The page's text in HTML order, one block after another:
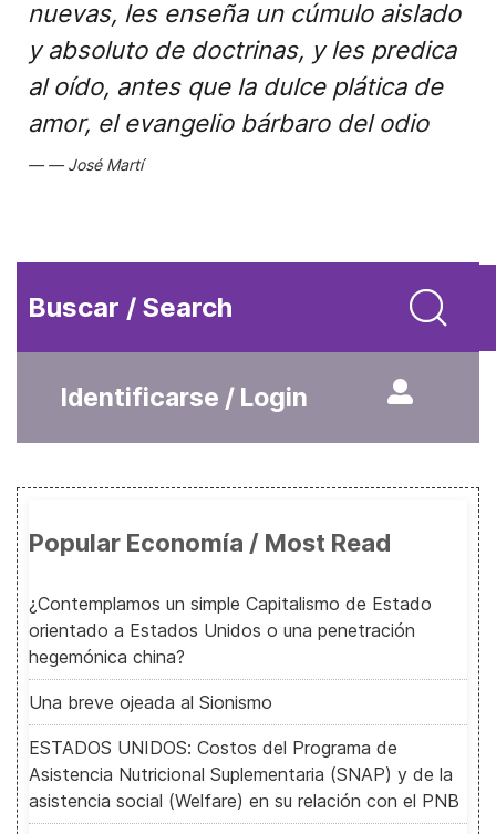
nuevas, les enseña un cúmulo aislado
y absoluto de doctrinas, y les predica
al oído, antes que la dulce plática de
amor, el evangelio bárbaro del odio
José Martí
Buscar / Search
Identificarse / Login
Popular Economía / Most Read
¿Contemplamos un simple Capitalismo de Estado
orientado a Estados Unidos o una penetración
hegemónica china?
Una breve ojeada al Sionismo
ESTADOS UNIDOS: Costos del Programa de
Asistencia Nutricional Suplementaria (SNAP) y de la
asistencia social (Welfare) en su relación con el PNB